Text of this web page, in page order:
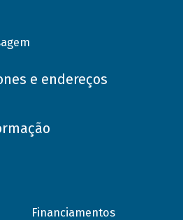
e endereços
Financiamentos